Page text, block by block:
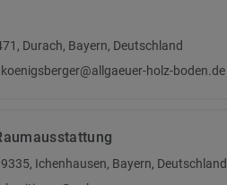
Durach, Bayern, Deutschland
holz-boden.de
Ichenhausen, Bayern, Deutschland